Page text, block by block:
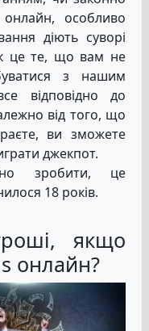
онлайн, особливо
діють суворі
це те, що вам не
з нашим
відповідно до
від того, що
ви зможете
джекпот.
зробити, це
18 років.
якщо
онлайн?